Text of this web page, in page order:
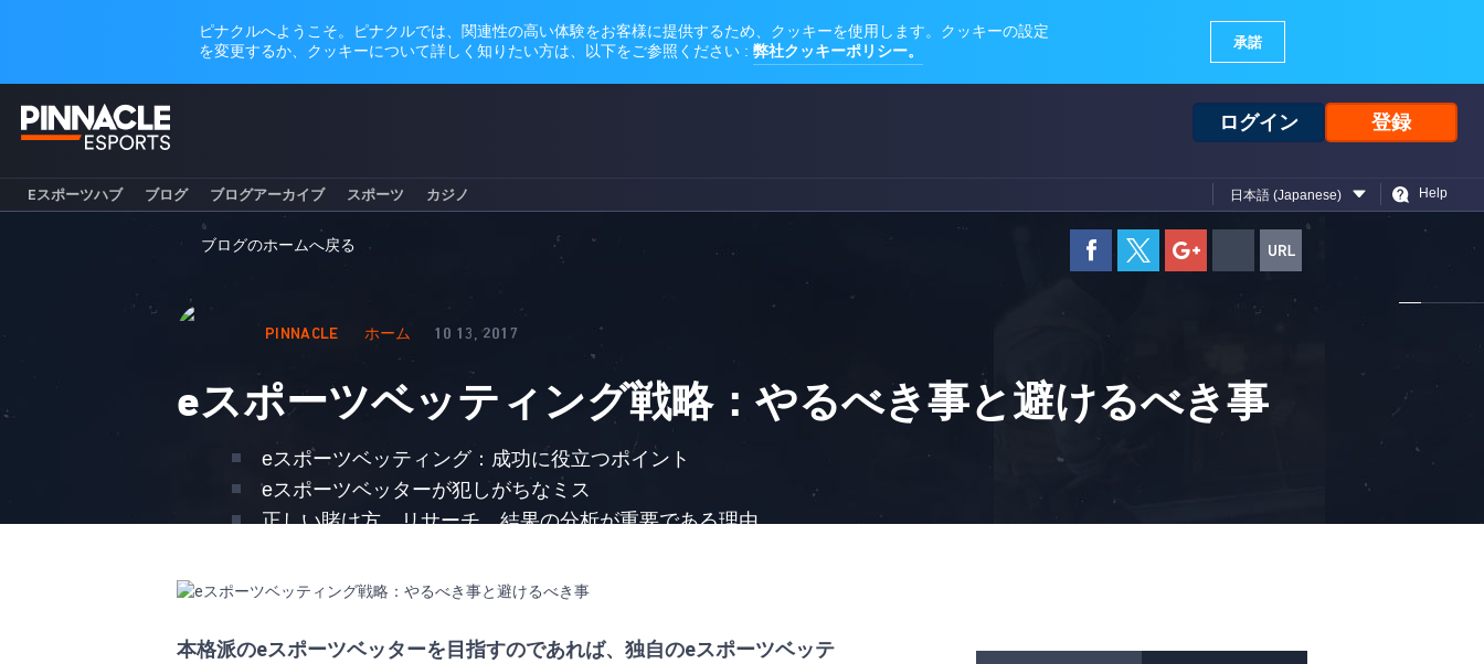
ログイン 登録
Eスポーツハブ ブログ ブログアーカイブ スポーツ カジノ 日本語 (Japanese) Help
ブログのホームへ戻る
PINNACLE ホーム 10 13, 2017
eスポーツベッティング戦略：やるべき事と避けるべき事
eスポーツベッティング：成功に役立つポイント
eスポーツベッターが犯しがちなミス
正しい賭け方、リサーチ、結果の分析が重要である理由
本格派のeスポーツベッターを目指すのであれば、独自のeスポーツベッテ